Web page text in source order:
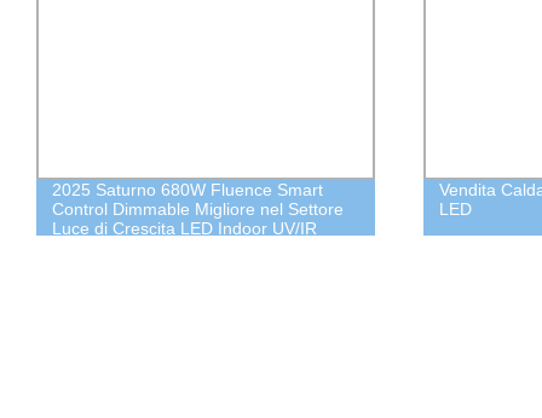
Vendita Calda 275nm Lampada UVC a
LED
Chip